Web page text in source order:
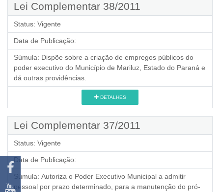
Lei Complementar 38/2011
Status: Vigente
Data de Publicação:
Súmula: Dispõe sobre a criação de empregos públicos do
poder executivo do Município de Mariluz, Estado do Paraná e
dá outras providências.
DETALHES
Lei Complementar 37/2011
Status: Vigente
Data de Publicação:
Súmula: Autoriza o Poder Executivo Municipal a admitir
pessoal por prazo determinado, para a manutenção do pró-